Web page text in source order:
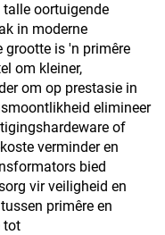
oortuigende
in moderne
grootte is 'n primêre
om kleiner,
om op prestasie in
elimineer
of
verminder en
bied
vir veiligheid en
primêre en
tot